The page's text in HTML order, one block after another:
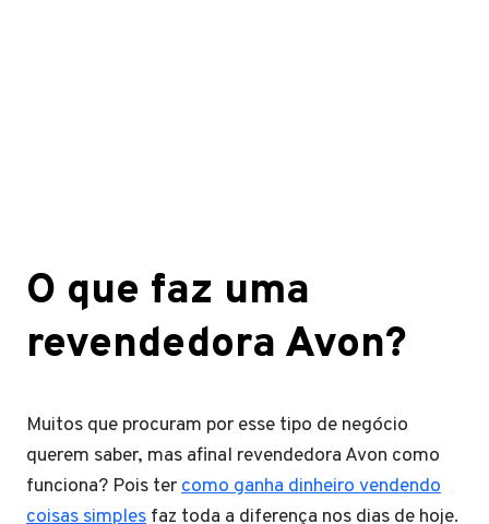
O que faz uma
revendedora Avon?
Muitos que procuram por esse tipo de negócio
querem saber, mas afinal revendedora Avon como
funciona? Pois tercomo ganha dinheiro vendendo
coisas simples faz toda a diferença nos dias de hoje.